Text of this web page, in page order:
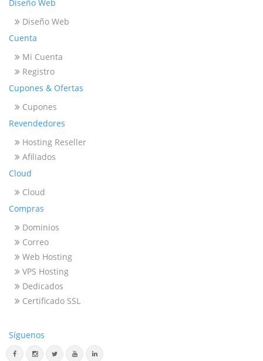
Diseño Web
Diseño Web
Cuenta
Mi Cuenta
Registro
Cupones & Ofertas
Cupones
Revendedores
Hosting Reseller
Afiliados
Cloud
Cloud
Compras
Dominios
Correo
Web Hosting
VPS Hosting
Dedicados
Certificado SSL
Síguenos